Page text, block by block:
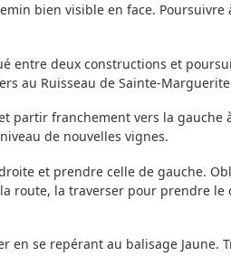
bien visible en face.
entre deux constructions et
au Ruisseau de Sainte-
partir franchement vers la gauche
de nouvelles vignes.
et prendre celle de gauche.
route, la traverser pour prendre
en se repérant au balisage Jaune.